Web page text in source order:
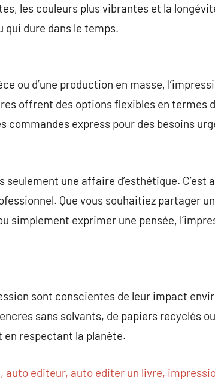
les couleurs plus vibrantes et la
qui dure dans le temps.
ou d’une production en masse,
offrent des options flexibles en termes
commandes express pour des besoins
seulement une affaire d’esthétique. C’est
Que vous souhaitiez partager
simplement exprimer une pensée,
sont conscientes de leur impact
sans solvants, de papiers recyclés
en respectant la planète.
auto editeur, auto editer un livre,